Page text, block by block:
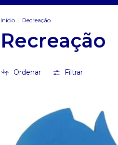
Início . Recreação
Recreação
Ordenar Filtrar